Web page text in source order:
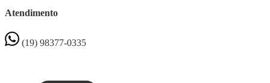
Atendimento
(19) 98377-0335